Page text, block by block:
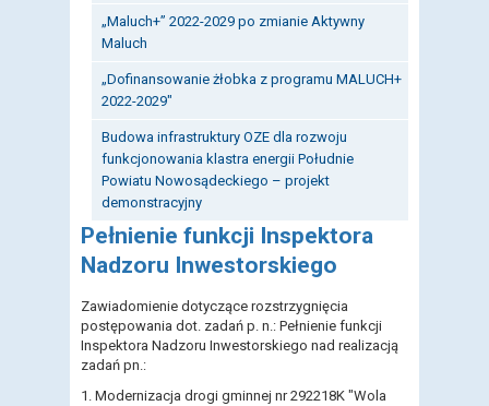
„Maluch+” 2022-2029 po zmianie Aktywny
Maluch
„Dofinansowanie żłobka z programu MALUCH+
2022-2029"
Budowa infrastruktury OZE dla rozwoju
funkcjonowania klastra energii Południe
Powiatu Nowosądeckiego – projekt
demonstracyjny
Pełnienie funkcji Inspektora
Nadzoru Inwestorskiego
Zawiadomienie dotyczące rozstrzygnięcia
postępowania dot. zadań p. n.: Pełnienie funkcji
Inspektora Nadzoru Inwestorskiego nad realizacją
zadań pn.:
1. Modernizacja drogi gminnej nr 292218K "Wola